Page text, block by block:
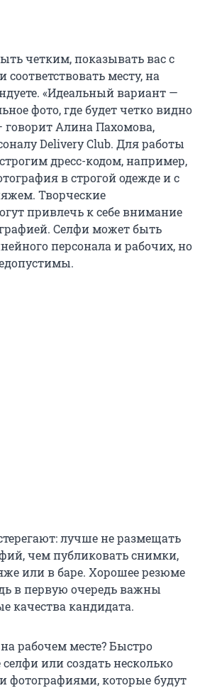
четким, показывать вас с
месту, на
«Идеальный вариант —
фото, где будет четко видно
говорит Алина Пахомова,
Delivery Club. Для работы
дресс-кодом, например,
в строгой одежде и с
Творческие
привлечь к себе внимание
Селфи может быть
персонала и рабочих, но
лучше не размещать
чем публиковать снимки,
или в баре. Хорошее резюме
в первую очередь важны
качества кандидата.
рабочем месте? Быстро
или создать несколько
фотографиями, которые будут